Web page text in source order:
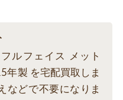
ルフェイス メット
年製 を宅配買取しま
などで不要になりま